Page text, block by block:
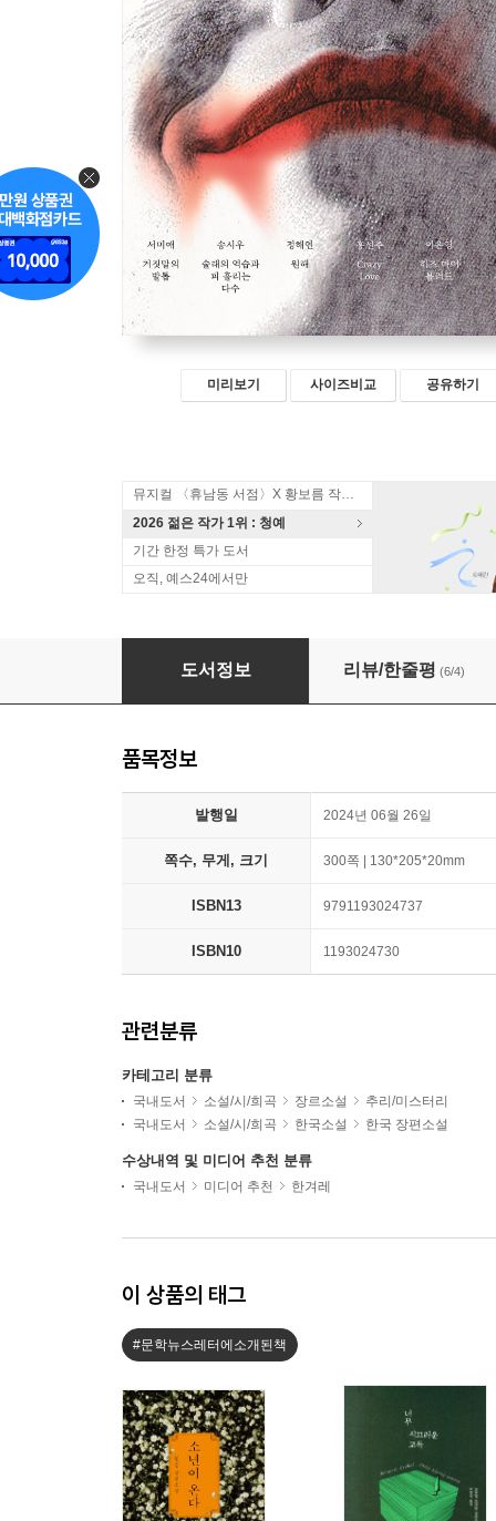
미리보기 사이즈비교 공유하기
뮤지컬 〈휴남동 서점〉X 황보름 작가 북토크
2026 젊은 작가 1위 : 청예
기간 한정 특가 도서
오직, 예스24에서만
미친 X들
도서정보 리뷰/한줄평 (6/4)
품목정보
발행일 2024년 06월 26일
쪽수, 무게, 크기 300쪽 | 130*205*20mm
ISBN13 9791193024737
ISBN10 1193024730
관련분류
카테고리 분류
국내도서 소설/시/희곡 장르소설
추리/미스터리
국내도서
소설/시/희곡 한국소설 한국 장편소설
수상내역 및 미디어 추천 분류
국내도서 미디어 추천 한겨레
이 상품의 태그
#문학뉴스레터에소개된책